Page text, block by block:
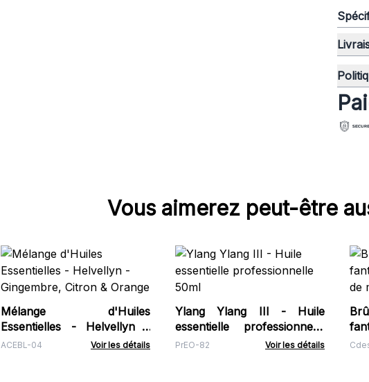
Vous aimerez peut-être
Mélange d'Huiles
Essentielles - Helvellyn -
Gingembre, Citron & Orange
ACEBL-04 Voir les détails
Ylang Ylang III - Huile
essentielle professionnelle
50ml
PrEO-82 Voir les détails